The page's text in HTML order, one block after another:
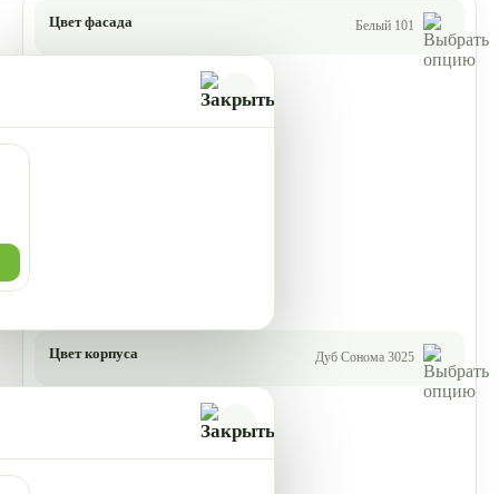
Цвет фасада Белый 101
Цвет корпуса Дуб Сонома 3025